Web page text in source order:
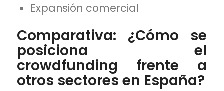
Expansión comercial
Comparativa: ¿Cómo se
posiciona el
crowdfunding frente a
otros sectores en España?